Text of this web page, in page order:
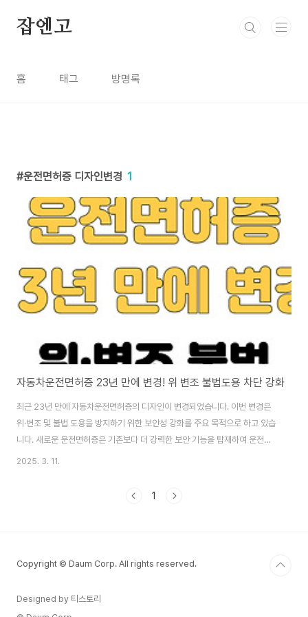
잡엔고
홈 태그 방명록
운전면허증 디자인변경 1
자동차운전면허증 23년 만에 변경! 위 변조 불법도용 차단 강화
최근 23년 만에 자동차운전면허증의 디자인이 변경되었습니다. 이번 변경은
위·변조 및 불법 도용을 방지하기 위한 보안성 강화를 주요 목적으로 하고 있습
니다. 새로운 운전면허증은 기존보다 더 강력한 보안 기능을 탑재하여 운전자
신분을 더욱 안전하게 보호할 수 있도록 설계되었습니다. 📌 새로운 운전면허
조를 어렵게 하고 있습니다. 주요 특징은 다음과 같습니다.✅ 돌출 선화 및 참수
2025. 3. 11.
1
Copyright © Daum Corp. All rights reserved.
Designed by 티스토리